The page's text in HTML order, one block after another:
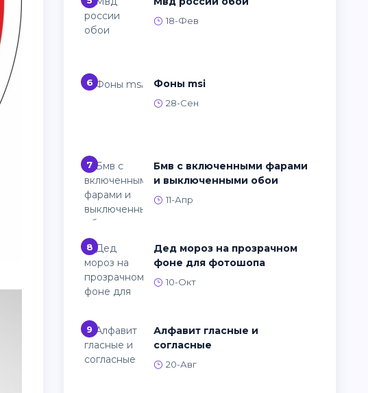
18-Фев
6 Фоны msi
28-Сен
7
Бмв с включенными фарами
и выключенными обои
11-Апр
8
Дед мороз на прозрачном
фоне для фотошопа
10-Окт
9
Алфавит гласные и
согласные
20-Авг